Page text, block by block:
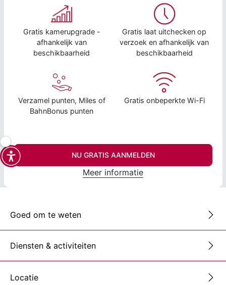
Gratis kamerupgrade -
afhankelijk van
beschikbaarheid
Gratis laat uitchecken op
verzoek en afhankelijk van
beschikbaarheid
Verzamel punten, Miles of
BahnBonus punten
Gratis onbeperkte Wi-Fi
NU GRATIS AANMELDEN
Meer informatie
Goed om te weten
Diensten & activiteiten
Locatie